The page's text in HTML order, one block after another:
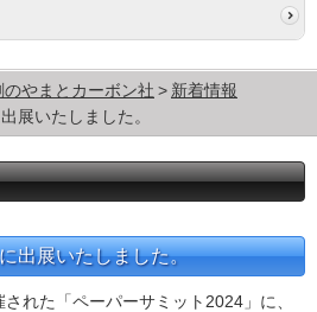
やまとカーボン社
新着情報
展いたしました。
出展いたしました。
れた「ペーパーサミット2024」に、